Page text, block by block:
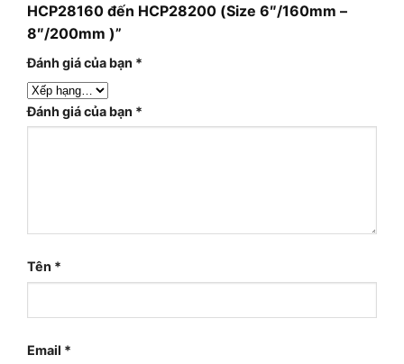
HCP28160 đến HCP28200 (Size 6″/160mm –
8″/200mm )”
Đánh giá của bạn *
Đánh giá của bạn *
Tên *
Email *